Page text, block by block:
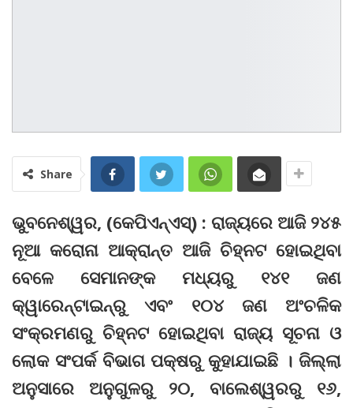
Share
ଭୁବନେଶ୍ୱର, (କେପିଏନ୍‌ଏସ୍‌) : ରାଜ୍ୟରେ ଆଜି ୨୪୫
ନୂଆ କରୋନା ଆକ୍ରାନ୍ତ ଆଜି ଚିହ୍ନଟ ହୋଇଥିବା
ବେଳେ ସେମାନଙ୍କ ମଧ୍ୟରୁ ୧୪୧ ଜଣ
କ୍ୱାରେନ୍‌ଟାଇନ୍‌ରୁ ଏବଂ ୧୦୪ ଜଣ ଅଂଚଳିକ
ସଂକ୍ରମଣରୁ ଚିହ୍ନଟ ହୋଇଥିବା ରାଜ୍ୟ ସୂଚନା ଓ
ଲୋକ ସଂପର୍କ ବିଭାଗ ପକ୍ଷରୁ କୁହାଯାଇଛି । ଜିଲ୍ଲା
ଅନୁସାରେ ଅନୁଗୁଳରୁ ୨୦, ବାଲେଶ୍ୱରରୁ ୧୬,